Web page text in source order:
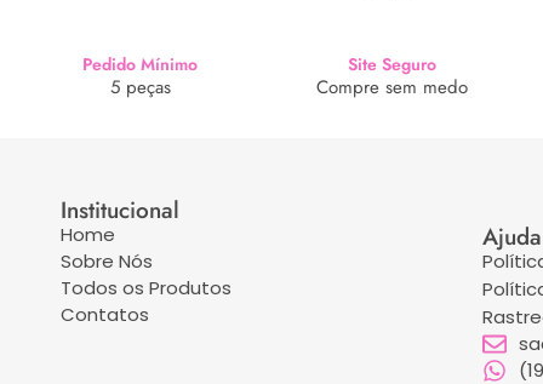
Pedido Mínimo
5 peças
Site Seguro
Compre sem medo
Institucional
Home
Sobre Nós
Todos os Produtos
Contatos
Ajuda